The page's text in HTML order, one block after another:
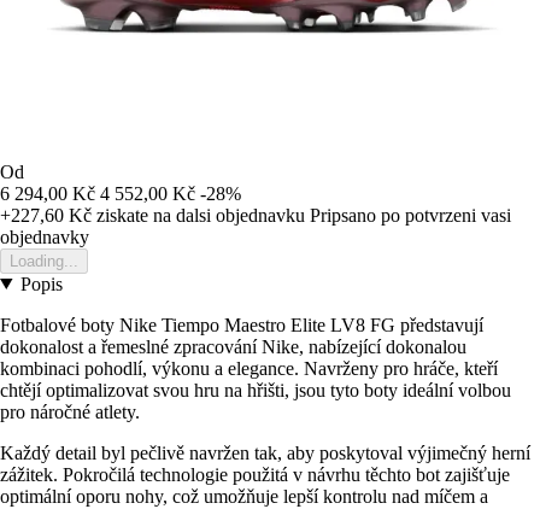
Od
6 294,00 Kč 4 552,00 Kč -28%
+227,60 Kč ziskate na dalsi objednavku Pripsano po potvrzeni vasi
objednavky
Loading...
Popis
Fotbalové boty Nike Tiempo Maestro Elite LV8 FG představují
dokonalost a řemeslné zpracování Nike, nabízející dokonalou
kombinaci pohodlí, výkonu a elegance. Navrženy pro hráče, kteří
chtějí optimalizovat svou hru na hřišti, jsou tyto boty ideální volbou
pro náročné atlety.
Každý detail byl pečlivě navržen tak, aby poskytoval výjimečný herní
zážitek. Pokročilá technologie použitá v návrhu těchto bot zajišťuje
optimální oporu nohy, což umožňuje lepší kontrolu nad míčem a